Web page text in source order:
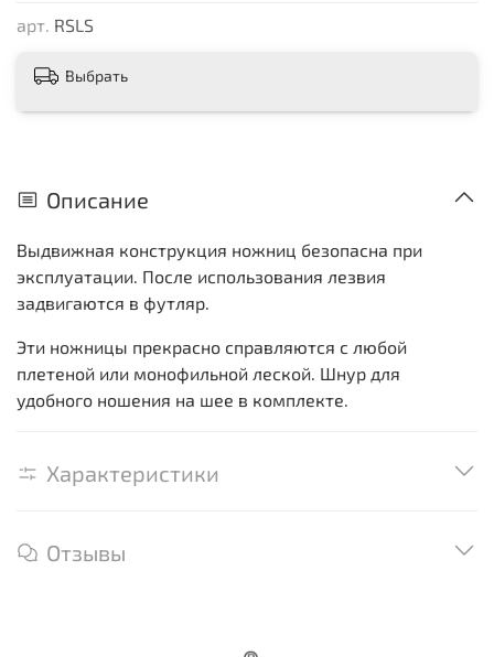
арт. RSLS
Выбрать
Описание
Выдвижная конструкция ножниц безопасна при
эксплуатации. После использования лезвия
задвигаются в футляр.
Эти ножницы прекрасно справляются с любой
плетеной или монофильной леской. Шнур для
удобного ношения на шее в комплекте.
Характеристики
Отзывы